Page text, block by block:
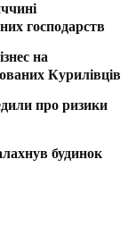
господарств
на
Курилівців
про ризики
будинок